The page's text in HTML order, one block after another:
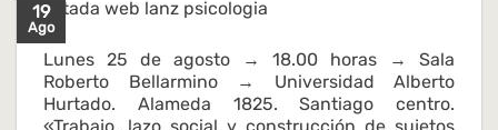
19
Ago
Lunes 25 de agosto → 18.00 horas → Sala
Roberto Bellarmino → Universidad Alberto
Hurtado. Alameda 1825. Santiago centro.